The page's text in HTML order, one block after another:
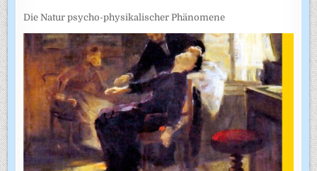
Die Natur psycho-physikalischer Phänomene